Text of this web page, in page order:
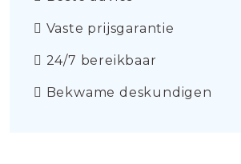
Vaste prijsgarantie
24/7 bereikbaar
Bekwame deskundigen